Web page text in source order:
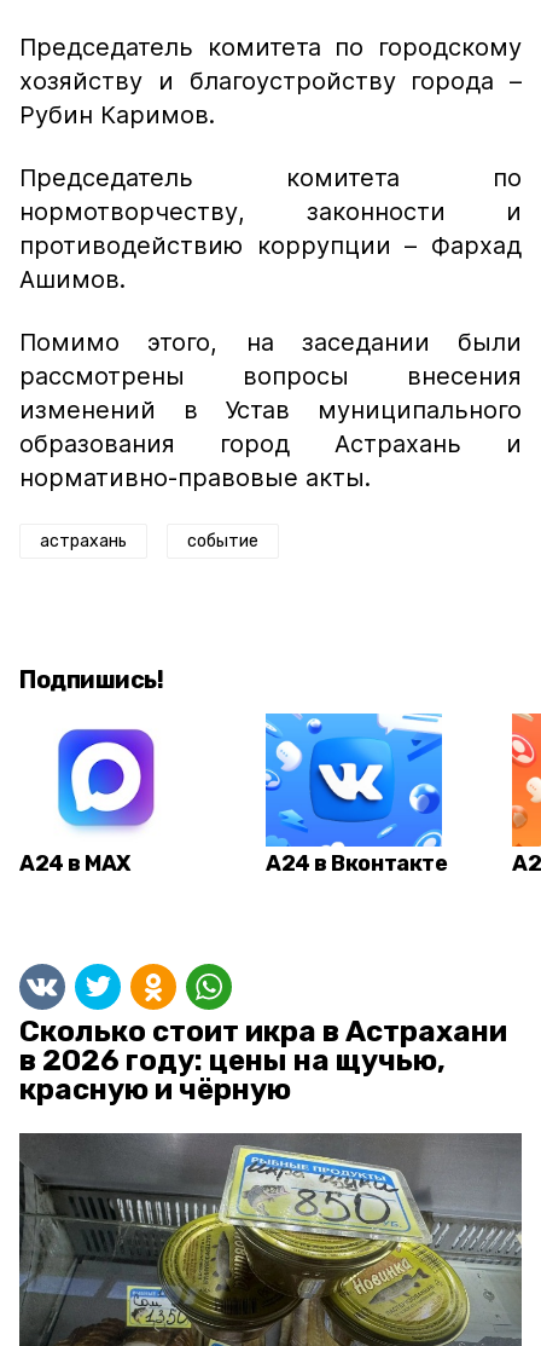
Председатель комитета по городскому
хозяйству и благоустройству города –
Рубин Каримов.
Председатель комитета по
нормотворчеству, законности и
противодействию коррупции – Фархад
Ашимов.
Помимо этого, на заседании были
рассмотрены вопросы внесения
изменений в Устав муниципального
образования город Астрахань и
нормативно-правовые акты.
астрахань событие
Подпишись!
А24 в MAX А24 в Вконтакте
Сколько стоит икра в Астрахани
в 2026 году: цены на щучью,
красную и чёрную